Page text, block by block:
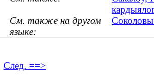
См. также на другом
языке:
Соколовы
След. ==>